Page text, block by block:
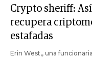
Crypto sheriff:
recupera
estafadas
Erin West,, una